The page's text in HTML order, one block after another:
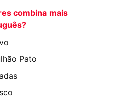
combina mais
Pato